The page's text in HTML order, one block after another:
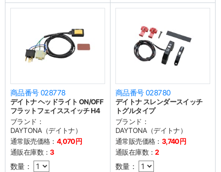
商品番号 028778
デイトナ ヘッドライト ON/OFF
フラットフェイススイッチ H4
ブランド：
DAYTONA（デイトナ）
通常販売価格： 4,070円
通販在庫数：3
数量：
商品番号 028780
デイトナ スレンダースイッチ
トグルタイプ
ブランド：
DAYTONA（デイトナ）
通常販売価格： 3,740円
通販在庫数：2
数量：